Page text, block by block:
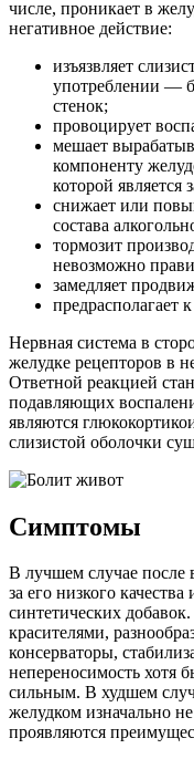
числе, проникает в
негативное действие:
изъязвляет
употреблении —
стенок;
провоцирует
мешает
компоненту
которой является
снижает или
состава
тормозит
невозможно
замедляет
предрасполагает
Нервная система в
желудке рецепторов в
Ответной реакцией
подавляющих
являются
слизистой оболочки
Симптомы
В лучшем случае после
за его низкого
синтетических
красителями,
консерваторы,
непереносимость хотя
сильным. В худшем
желудком изначально
проявляются